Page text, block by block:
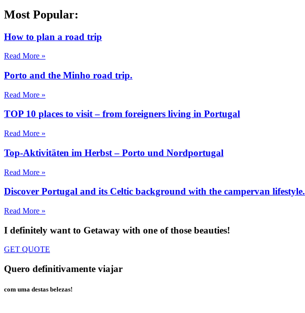
Most Popular:
How to plan a road trip
Read More »
Porto and the Minho road trip.
Read More »
TOP 10 places to visit – from foreigners living in Portugal
Read More »
Top-Aktivitäten im Herbst – Porto und Nordportugal
Read More »
Discover Portugal and its Celtic background with the campervan lifestyle.
Read More »
I definitely want to Getaway with one of those beauties!
GET QUOTE
Quero definitivamente viajar
com uma destas belezas!